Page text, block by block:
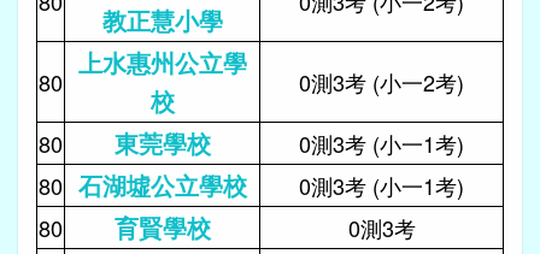
教正慧小學
80
上水惠州公立學
校
0測3考 (小一2考)
80
東莞學校
0測3考 (小一1考)
80 石湖墟公立學校
0測3考 (小一1考)
80
育賢學校
0測3考